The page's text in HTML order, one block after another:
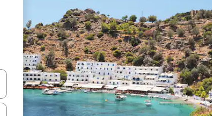
するか、画面をタッチまたはスワイプして検索結果を確認する